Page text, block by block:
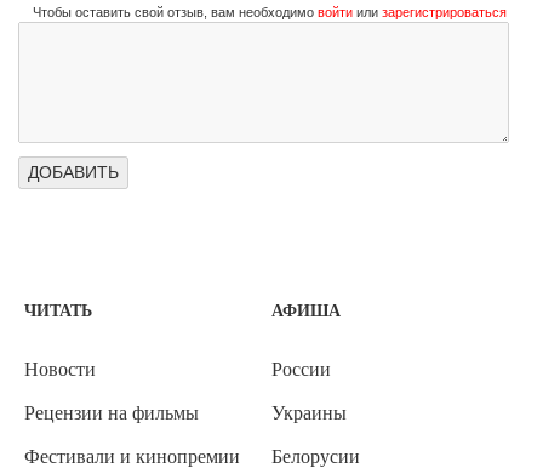
Чтобы оставить свой отзыв, вам необходимо войти или зарегистрироваться
ЧИТАТЬ
Новости
Рецензии на фильмы
Фестивали и кинопремии
АФИША
России
Украины
Белорусии